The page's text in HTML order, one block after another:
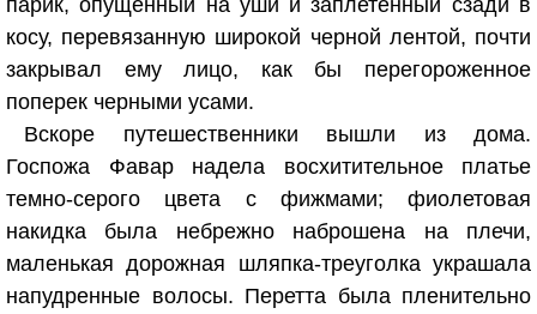
парик, опущенный на уши и заплетенный сзади в
косу, перевязанную широкой черной лентой, почти
закрывал ему лицо, как бы перегороженное
поперек черными усами.
Вскоре путешественники вышли из дома.
Госпожа Фавар надела восхитительное платье
темно-серого цвета с фижмами; фиолетовая
накидка была небрежно наброшена на плечи,
маленькая дорожная шляпка-треуголка украшала
напудренные волосы. Перетта была пленительно